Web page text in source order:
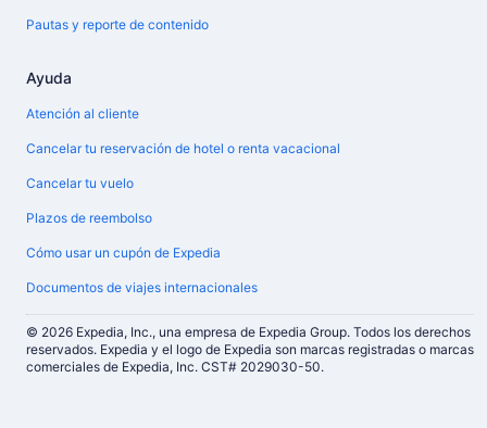
Pautas y reporte de contenido
Ayuda
Atención al cliente
Cancelar tu reservación de hotel o renta vacacional
Cancelar tu vuelo
Plazos de reembolso
Cómo usar un cupón de Expedia
Documentos de viajes internacionales
© 2026 Expedia, Inc., una empresa de Expedia Group. Todos los derechos
reservados. Expedia y el logo de Expedia son marcas registradas o marcas
comerciales de Expedia, Inc. CST# 2029030-50.